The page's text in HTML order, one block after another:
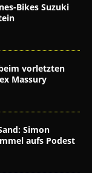
Bikes Suzuki
vorletzten
Massury
Simon
aufs Podest